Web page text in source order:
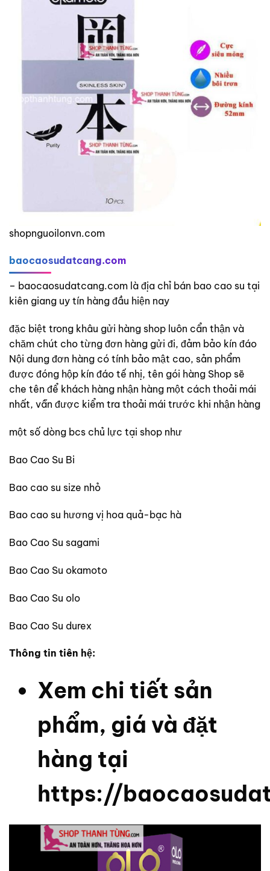
shopnguoilonvn.com
baocaosudatcang.com
– baocaosudatcang.com là địa chỉ bán bao cao su tại
kiên giang uy tín hàng đầu hiện nay
đặc biệt trong khâu gửi hàng shop luôn cẩn thận và
chăm chút cho từng đơn hàng gửi đi, đảm bảo kín đáo
Nội dung đơn hàng có tính bảo mật cao, sản phẩm
được đóng hộp kín đáo tế nhị, tên gói hàng Shop sẽ
che tên để khách hàng nhận hàng một cách thoải mái
nhất, vẫn được kiểm tra thoải mái trước khi nhận hàng
một số dòng bcs chủ lực tại shop như
Bao Cao Su Bi
Bao cao su size nhỏ
Bao cao su hương vị hoa quả-bạc hà
Bao Cao Su sagami
Bao Cao Su okamoto
Bao Cao Su olo
Bao Cao Su durex
Thông tin tiên hệ:
Xem chi tiết sản
phẩm, giá và đặt
hàng tại
https://